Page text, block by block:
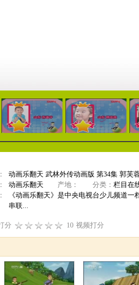
01:03 01:03
动画乐翻天 武林外传动画版 第34集 郭芙
动画乐翻天 产地： 分类： 栏目在
《动画乐翻天》是中央电视台少儿频道
串联...
分 10 视频打分